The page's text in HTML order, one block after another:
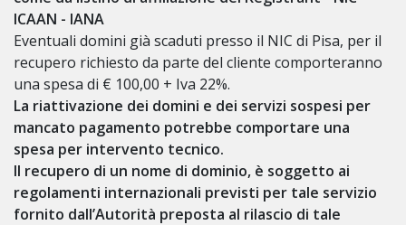
ICAAN - IANA
Eventuali domini già scaduti presso il NIC di Pisa, per il
recupero richiesto da parte del cliente comporteranno
una spesa di € 100,00 + Iva 22%.
La riattivazione dei domini e dei servizi sospesi per
mancato pagamento potrebbe comportare una
spesa per intervento tecnico.
Il recupero di un nome di dominio, è soggetto ai
regolamenti internazionali previsti per tale servizio
fornito dall’Autorità preposta al rilascio di tale